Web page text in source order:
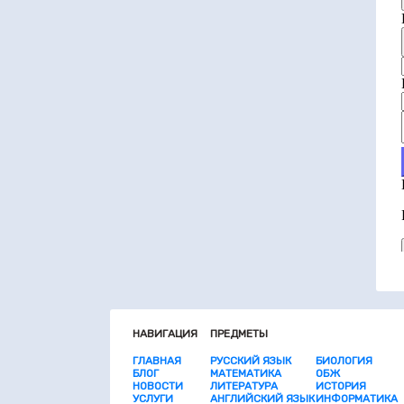
НАВИГАЦИЯ
ГЛАВНАЯ
БЛОГ
НОВОСТИ
УСЛУГИ
ПРЕДМЕТЫ
РУССКИЙ ЯЗЫК
МАТЕМАТИКА
ЛИТЕРАТУРА
АНГЛИЙСКИЙ ЯЗЫК
БИОЛОГИЯ
ОБЖ
ИСТОРИЯ
ИНФОРМАТИКА